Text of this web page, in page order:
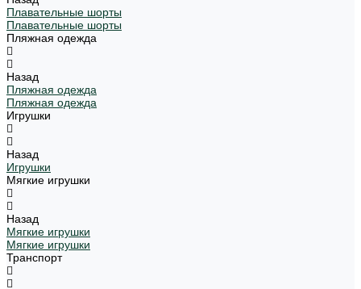
Плавательные шорты
Плавательные шорты
Пляжная одежда
Назад
Пляжная одежда
Пляжная одежда
Игрушки
Назад
Игрушки
Мягкие игрушки
Назад
Мягкие игрушки
Мягкие игрушки
Транспорт